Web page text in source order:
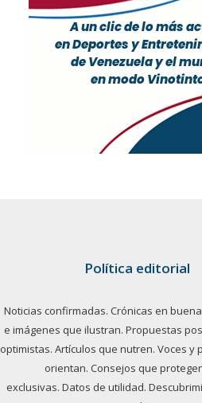
Política editorial
Noticias confirmadas. Crónicas en
e imágenes que ilustran. Propuestas
optimistas. Artículos que nutren. Voces y
orientan. Consejos que
exclusivas. Datos de utilidad.